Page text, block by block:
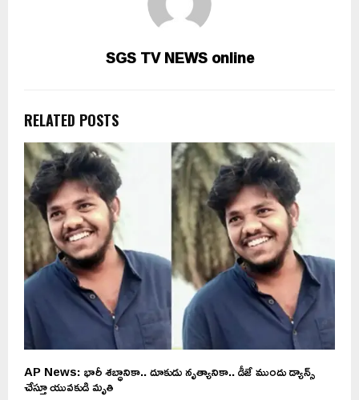
SGS TV NEWS online
RELATED POSTS
AP News: భారీ శబ్ధానికా.. దూకుడు నృత్యానికా.. డీజే ముందు డ్యాన్స్
చేస్తూ యువకుడి మృతి